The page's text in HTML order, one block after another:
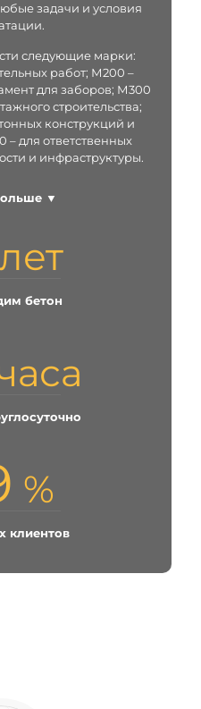
задачи и условия
следующие марки:
работ; М200 –
для заборов; М300
строительства;
конструкций и
для ответственных
и инфраструктуры.
▼
лет
бетон
%
клиентов